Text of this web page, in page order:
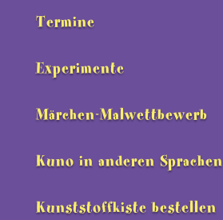
Termine
Experimente
Märchen-Malwettbewerb
Kuno in anderen Sprachen
Kunststoffkiste bestellen